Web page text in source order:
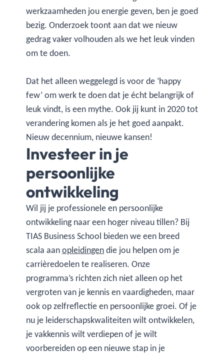
werkzaamheden jou energie geven, ben je goed
bezig. Onderzoek toont aan dat we nieuw
gedrag vaker volhouden als we het leuk vinden
om te doen.
Dat het alleen weggelegd is voor de ‘happy
few’ om werk te doen dat je écht belangrijk of
leuk vindt, is een mythe. Ook jij kunt in 2020 tot
verandering komen als je het goed aanpakt.
Nieuw decennium, nieuwe kansen!
Investeer in je
persoonlijke
ontwikkeling
Wil jij je professionele en persoonlijke
ontwikkeling naar een hoger niveau tillen? Bij
TIAS Business School bieden we een breed
scala aanopleidingendie jou helpen om je
carrièredoelen te realiseren. Onze
programma’s richten zich niet alleen op het
vergroten van je kennis en vaardigheden, maar
ook op zelfreflectie en persoonlijke groei. Of je
nu je leiderschapskwaliteiten wilt ontwikkelen,
je vakkennis wilt verdiepen of je wilt
voorbereiden op een nieuwe stap in je